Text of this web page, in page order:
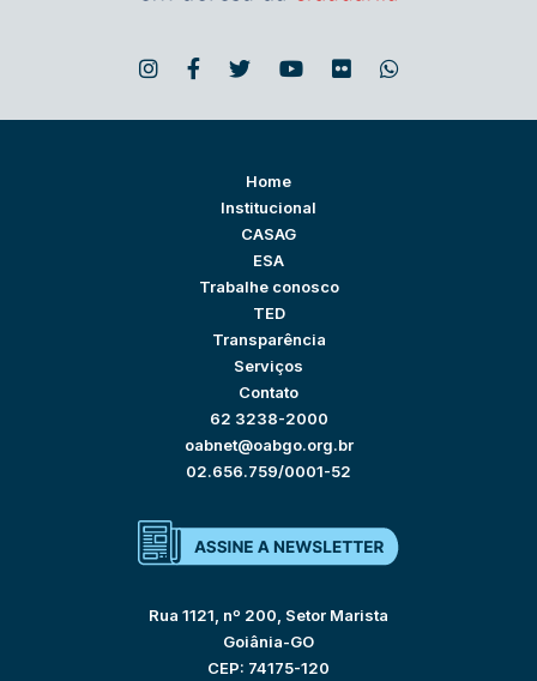
Home
Institucional
CASAG
ESA
Trabalhe conosco
TED
Transparência
Serviços
Contato
62 3238-2000
oabnet@oabgo.org.br
02.656.759/0001-52
Rua 1121, nº 200, Setor Marista
Goiânia-GO
CEP: 74175-120